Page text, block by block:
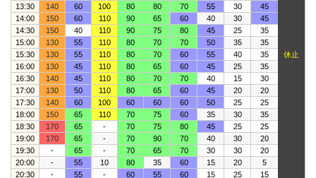
休止
13:30
140 60 100 80 80 70 55 30
45
14:00
150 60 110 90 65 60 40 30
45
14:30
150 40 110 90 75 80 45 25
35
15:00
130 55 110 80 70 70 50 35
35
15:30
130 55 110 80 70 60 55 40
35
16:00
130 45 110 80 65 60 45 25
35
16:30
140 45 110 80 70 70 40 15
30
17:00
130 50 110 80 65 60 45 20
20
17:30
140 60 100 60 60 60 50 25
25
18:00
150 65 110 70 75 60 35 30
35
18:30
170 65 - 70 75 80 45 25
25
19:00
170 65 - 70 90 70 40 30
20
19:30
- 65 - 70 65 70 30 30
20
20:00
- 55 10 80 35 60 15 20
5
20:30
- 55 - 60 55 60 15 25 15